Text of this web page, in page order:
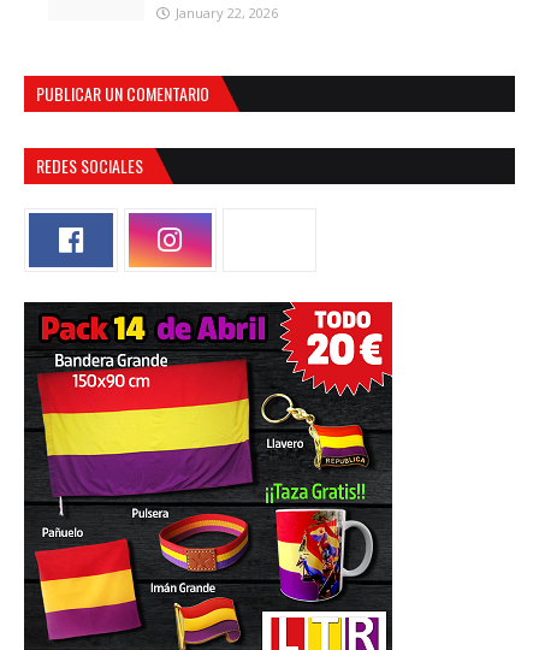
January 22, 2026
PUBLICAR UN COMENTARIO
REDES SOCIALES